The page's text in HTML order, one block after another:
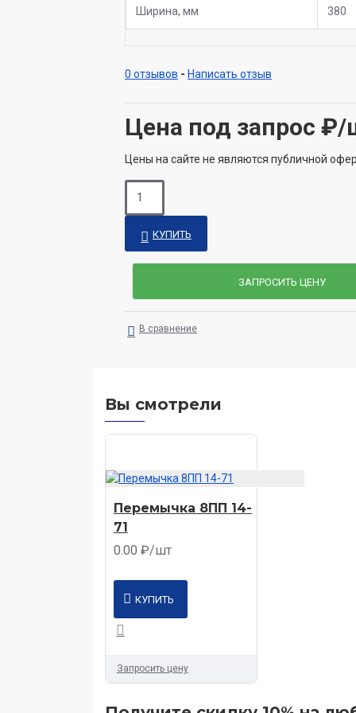
Ширина, мм 380
0 отзывов - Написать отзыв
Цена под запрос ₽/
Цены на сайте не являются публичной
КУПИТЬ
ЗАПРОСИТЬ ЦЕНУ
В сравнение
Вы смотрели
Перемычка 8ПП 14-
71
0.00 ₽/шт
КУПИТЬ
Запросить цену